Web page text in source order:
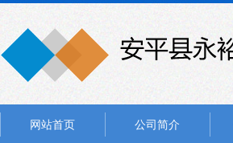
网站首页 公司简介